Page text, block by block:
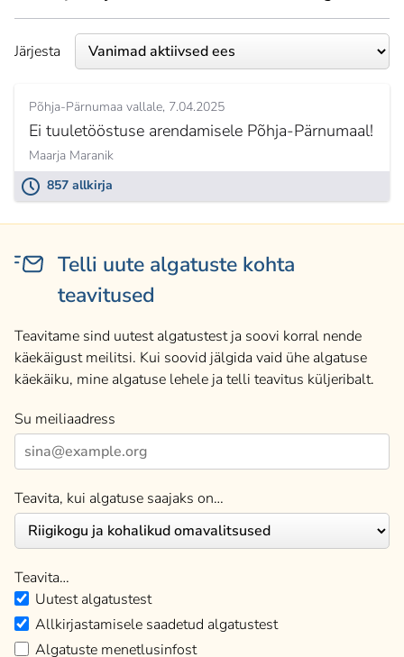
Järjesta
Põhja-Pärnumaa vallale 7.04.2025
Ei tuuletööstuse arendamisele Põhja-Pärnumaal!
Maarja Maranik
857 allkirja
Telli uute algatuste kohta
teavitused
Teavitame sind uutest algatustest ja soovi korral nende
käekäigust meilitsi. Kui soovid jälgida vaid ühe algatuse
käekäiku, mine algatuse lehele ja telli teavitus küljeribalt.
Su meiliaadress
Teavita, kui algatuse saajaks on…
Teavita…
Uutest algatustest
Allkirjastamisele saadetud algatustest
Algatuste menetlusinfost